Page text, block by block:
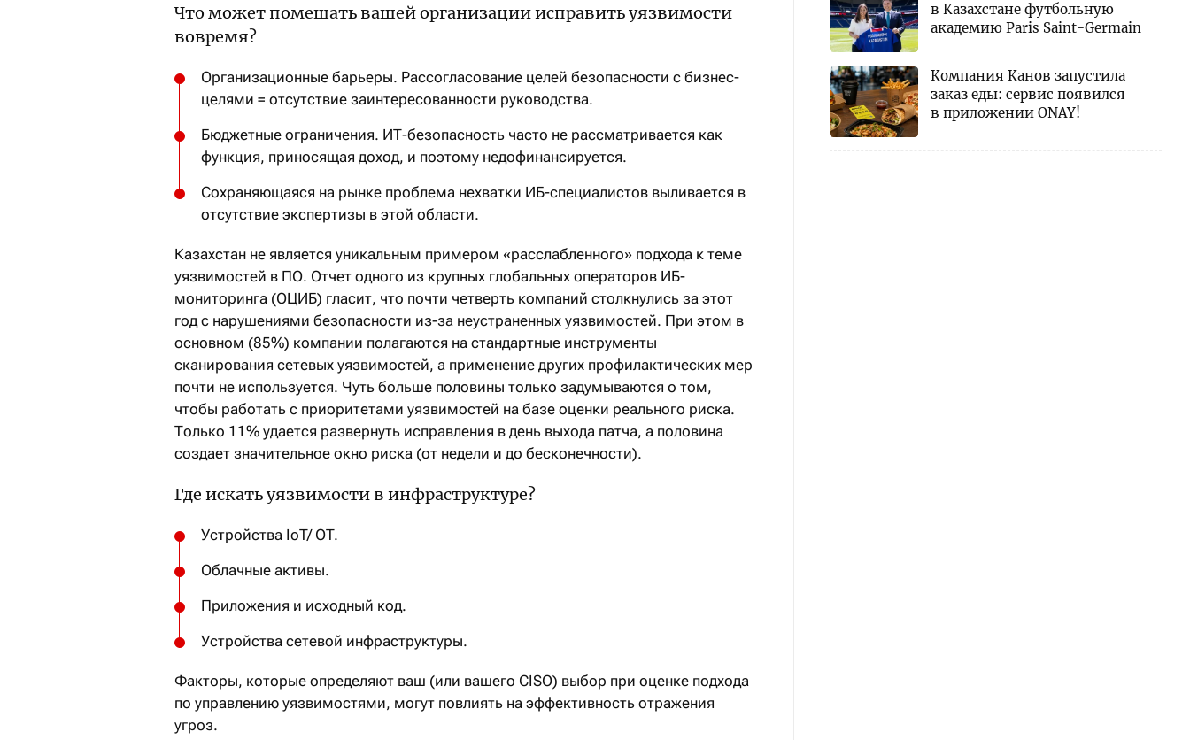
Что может помешать вашей организации исправить уязвимости
вовремя?
Организационные барьеры. Рассогласование целей безопасности с бизнес-
целями = отсутствие заинтересованности руководства.
Бюджетные ограничения. ИТ-безопасность часто не рассматривается как
функция, приносящая доход, и поэтому недофинансируется.
Сохраняющаяся на рынке проблема нехватки ИБ-специалистов выливается в
отсутствие экспертизы в этой области.
Казахстан не является уникальным примером «расслабленного» подхода к теме
уязвимостей в ПО. Отчет одного из крупных глобальных операторов ИБ-
мониторинга (ОЦИБ) гласит, что почти четверть компаний столкнулись за этот
год с нарушениями безопасности из-за неустраненных уязвимостей. При этом в
основном (85%) компании полагаются на стандартные инструменты
сканирования сетевых уязвимостей, а применение других профилактических мер
почти не используется. Чуть больше половины только задумываются о том,
чтобы работать с приоритетами уязвимостей на базе оценки реального риска.
Только 11% удается развернуть исправления в день выхода патча, а половина
создает значительное окно риска (от недели и до бесконечности).
Где искать уязвимости в инфраструктуре?
Устройства IoT/ OT.
Облачные активы.
Приложения и исходный код.
Устройства сетевой инфраструктуры.
Факторы, которые определяют ваш (или вашего CISO) выбор при оценке подхода
по управлению уязвимостями, могут повлиять на эффективность отражения
угроз.
в Казахстане футбольную
академию Paris Saint-Germain
Компания Канов запустила
заказ еды: сервис появился
в приложении ONAY!